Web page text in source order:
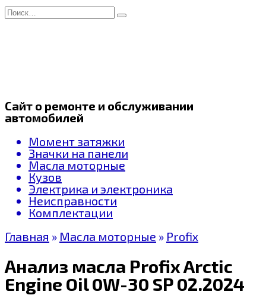
Перейти
к
Search
for:
Сайт о ремонте и обслуживании
автомобилей
Момент затяжки
Значки на панели
Масла моторные
Кузов
Электрика и электроника
Неисправности
Комплектации
Главная » Масла моторные » Profix
Анализ масла Profix Arctic
Engine Oil 0W-30 SP 02.2024